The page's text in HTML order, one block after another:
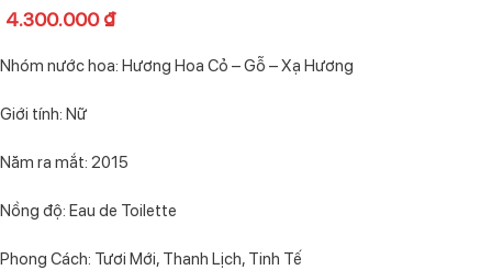
4.300.000₫
Nhóm nước hoa: Hương Hoa Cỏ – Gỗ – Xạ Hương
Giới tính: Nữ
Năm ra mắt: 2015
Nồng độ: Eau de Toilette
Phong Cách: Tươi Mới, Thanh Lịch, Tinh Tế